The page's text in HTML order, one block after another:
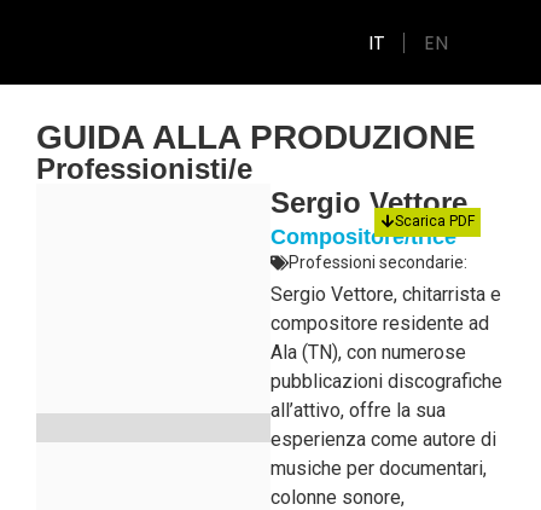
IT EN
GUIDA ALLA PRODUZIONE
Professionisti/e
Scarica PDF
Sergio Vettore
Compositore/trice
Professioni secondarie:
Sergio Vettore, chitarrista e
compositore residente ad
Ala (TN), con numerose
pubblicazioni discografiche
all’attivo, offre la sua
esperienza come autore di
musiche per documentari,
colonne sonore,